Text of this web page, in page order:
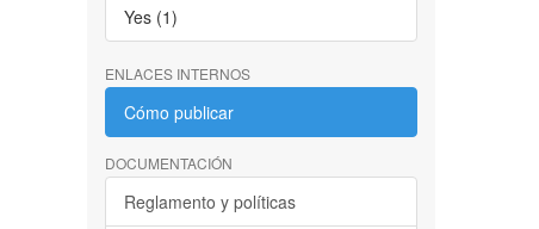
Yes (1)
ENLACES INTERNOS
Cómo publicar
DOCUMENTACIÓN
Reglamento y políticas